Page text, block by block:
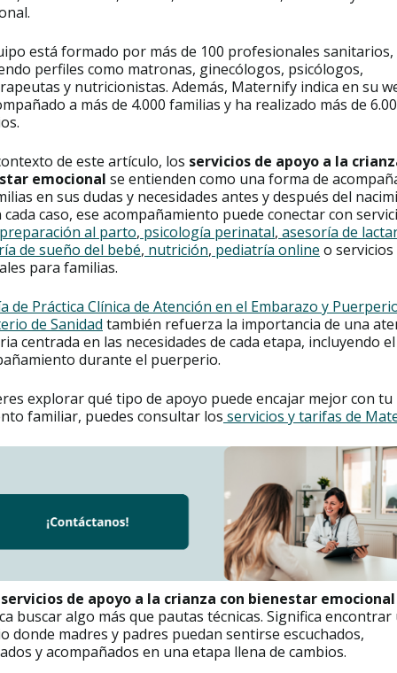
está formado por más de 100 profesionales sanitarios,
perfiles como matronas, ginecólogos, psicólogos,
y nutricionistas. Además, Maternify indica en su
a más de 4.000 familias y ha realizado más de
de este artículo, los servicios de apoyo a la
emocional se entienden como una forma de
en sus dudas y necesidades antes y después del
cada caso, ese acompañamiento puede conectar con
al parto, psicología perinatal, asesoría de
de sueño del bebé, nutrición, pediatría online o servicios
para familias.
de Práctica Clínica de Atención en el Embarazo y
de Sanidad también refuerza la importancia de una
centrada en las necesidades de cada etapa, incluyendo el
durante el puerperio.
explorar qué tipo de apoyo puede encajar mejor con tu
familiar, puedes consultar los servicios y tarifas de
servicios de apoyo a la crianza con bienestar emocional
buscar algo más que pautas técnicas. Significa encontrar
donde madres y padres puedan sentirse escuchados,
y acompañados en una etapa llena de cambios.